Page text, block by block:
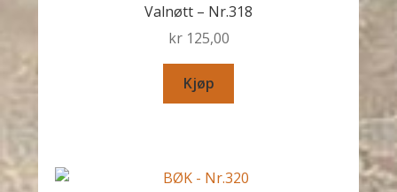
Valnøtt – Nr.318
kr125,00
Kjøp